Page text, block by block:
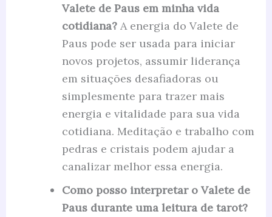
Valete de Paus em minha vida
cotidiana?A energia do Valete de
Paus pode ser usada para iniciar
novos projetos, assumir liderança
em situações desafiadoras ou
simplesmente para trazer mais
energia e vitalidade para sua vida
cotidiana. Meditação e trabalho com
pedras e cristais podem ajudar a
canalizar melhor essa energia.
Como posso interpretar o Valete de
Paus durante uma leitura de tarot?